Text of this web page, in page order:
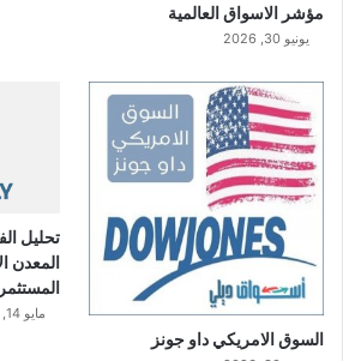
مؤشر الاسواق العالمية
يونيو 30, 2026
السوق الامريكي داو جونز
المعدن
مايو 14, 2026